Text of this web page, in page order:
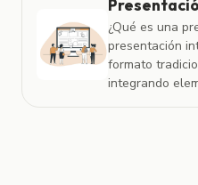
¿Qué es una
presentación
formato
integrando